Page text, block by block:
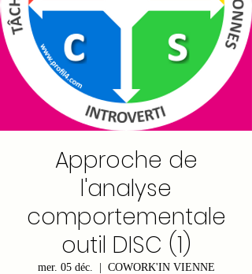
Approche de
l'analyse
comportementale
outil DISC (1)
mer. 05 déc. COWORK'IN VIENNE